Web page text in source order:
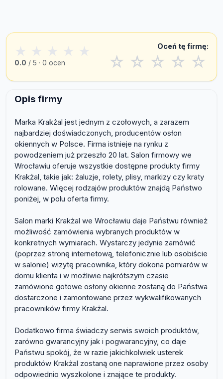
★ ★ ★ ★ ★
0.0 / 5 · 0 ocen
Oceń tę firmę:
☆ ☆ ☆ ☆ ☆
Opis firmy
Marka Krakżal jest jednym z czołowych, a zarazem
najbardziej doświadczonych, producentów osłon
okiennych w Polsce. Firma istnieje na rynku z
powodzeniem już przeszło 20 lat. Salon firmowy we
Wrocławiu oferuje wszystkie dostępne produkty firmy
Krakżal, takie jak: żaluzje, rolety, plisy, markizy czy kraty
rolowane. Więcej rodzajów produktów znajdą Państwo
poniżej, w polu oferta firmy.
Salon marki Krakżal we Wrocławiu daje Państwu również
możliwość zamówienia wybranych produktów w
konkretnych wymiarach. Wystarczy jedynie zamówić
(poprzez stronę internetową, telefonicznie lub osobiście
w salonie) wizytę pracownika, który dokona pomiarów w
domu klienta i w możliwie najkrótszym czasie
zamówione gotowe osłony okienne zostaną do Państwa
dostarczone i zamontowane przez wykwalifikowanych
pracowników firmy Krakżal.
Dodatkowo firma świadczy serwis swoich produktów,
zarówno gwarancyjny jak i pogwarancyjny, co daje
Państwu spokój, że w razie jakichkolwiek usterek
produktów Krakżal zostaną one naprawione przez osoby
odpowiednio wyszkolone i znające te produkty.